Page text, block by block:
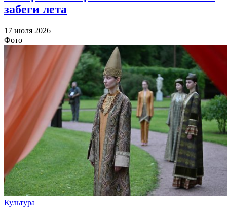
забеги лета
17 июля 2026
Фото
Культура